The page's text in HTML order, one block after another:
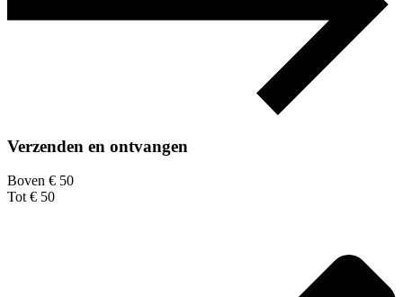
Verzenden en ontvangen
Boven € 50
Tot € 50